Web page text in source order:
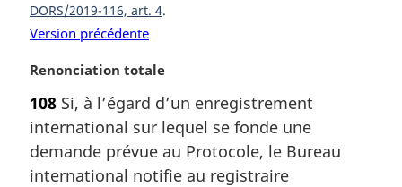
DORS/2019-116, art. 4
Version précédente
N
t
e
m
a
Renonciation totale
108 Si, à l’égard d’un enregistrement
international sur lequel se fonde une
demande prévue au Protocole, le Bureau
international notifie au registraire